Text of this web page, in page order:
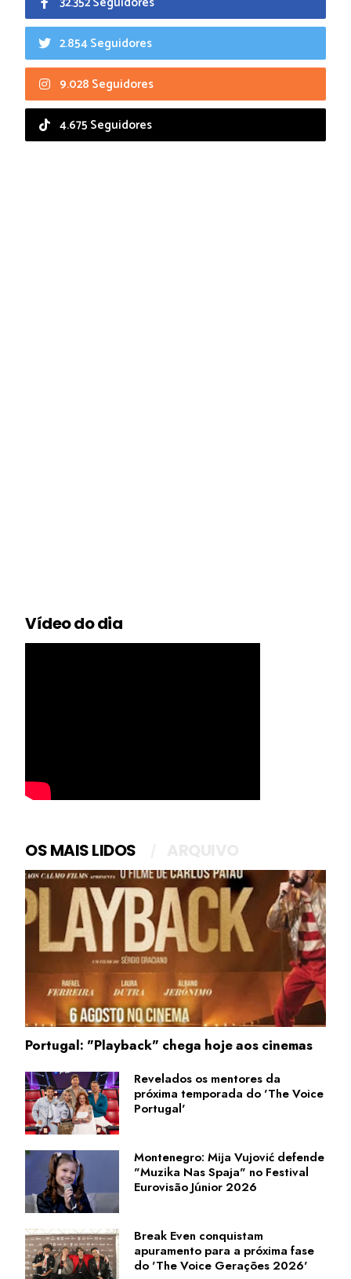
2.854 Seguidores
9.028 Seguidores
4.675 Seguidores
Vídeo do dia
OS MAIS LIDOS
Portugal: "Playback" chega hoje aos cinemas
Revelados os mentores da
próxima temporada do 'The Voice
Portugal'
Montenegro: Mija Vujović defende
"Muzika Nas Spaja" no Festival
Eurovisão Júnior 2026
Break Even conquistam
apuramento para a próxima fase
do 'The Voice Gerações 2026'